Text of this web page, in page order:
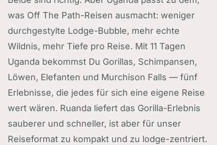
was Off The Path-Reisen ausmacht: weniger
durchgestylte Lodge-Bubble, mehr echte
Wildnis, mehr Tiefe pro Reise. Mit 11 Tagen
Uganda bekommst Du Gorillas, Schimpansen,
Löwen, Elefanten und Murchison Falls — fünf
Erlebnisse, die jedes für sich eine eigene Reise
wert wären. Ruanda liefert das Gorilla-Erlebnis
sauberer und schneller, ist aber für unser
Reiseformat zu kompakt und zu lodge-zentriert.